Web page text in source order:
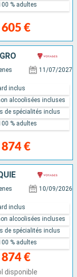
605 €
% adultes
11/07/2027
874 €
inclus
alcoolisées incluses
de spécialités inclus
% adultes
10/09/2026
874 €
disponible
inclus
alcoolisées incluses
de spécialités inclus
% adultes